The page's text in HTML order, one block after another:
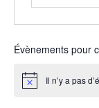
Évènements pour
Notice Il n’y a pas